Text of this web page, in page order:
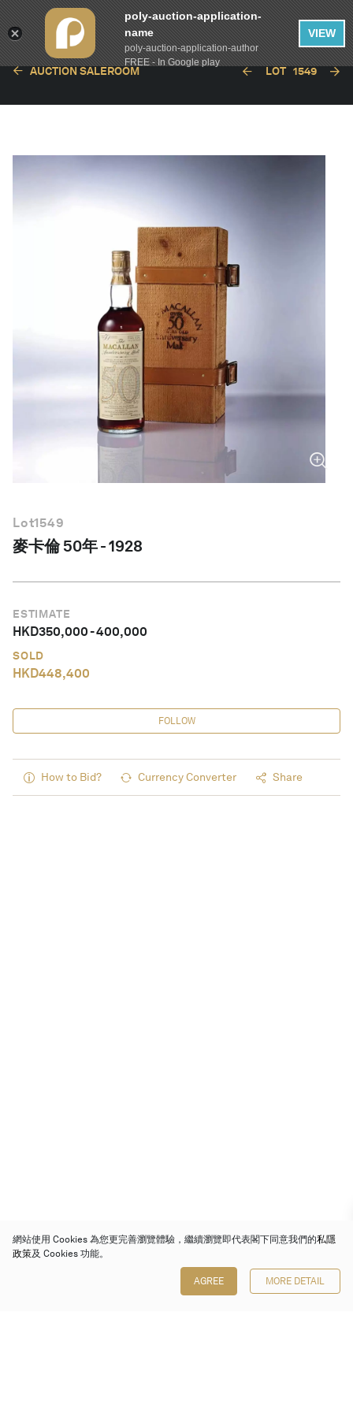
AUCTION SALEROOM LOT 1549
Lot1549
麥卡倫 50年 - 1928
ESTIMATE
HKD350,000-400,000
SOLD
HKD448,400
FOLLOW
How to Bid? Currency Converter Share
網站使用 Cookies 為您更完善瀏覽體驗，繼續瀏覽即代表閣下同意我們的私隱
政策及 Cookies 功能。
AGREE MORE DETAIL
poly-auction-application-
name
poly-auction-application-author
FREE - In Google play
VIEW